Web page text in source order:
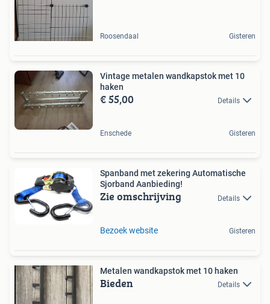
Roosendaal Gisteren
Vintage metalen wandkapstok met 10
haken
€ 55,00 Details
Enschede Gisteren
Spanband met zekering Automatische
Sjorband Aanbieding!
Zie omschrijving Details
Bezoek website Gisteren
Metalen wandkapstok met 10 haken
Bieden Details